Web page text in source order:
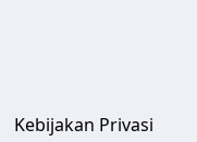
Kebijakan Privasi